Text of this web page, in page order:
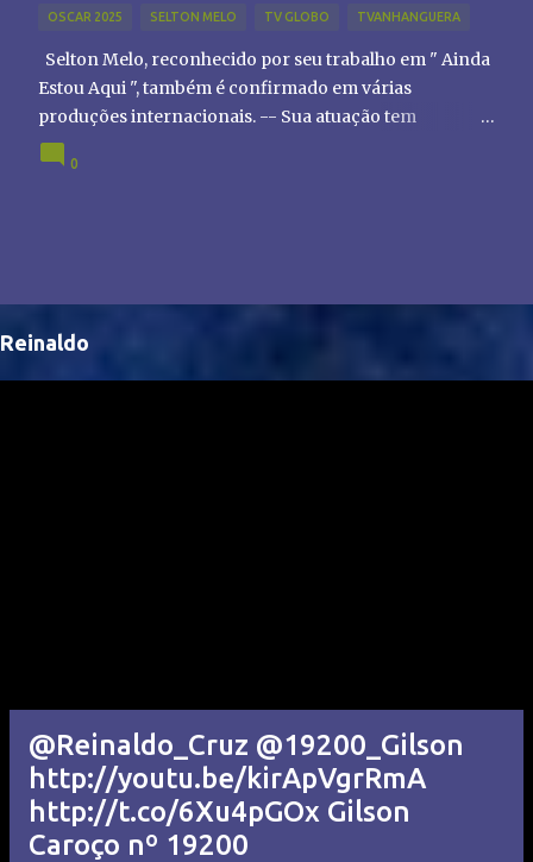
OSCAR 2025 SELTON MELO TV GLOBO TVANHANGUERA
Selton Melo, reconhecido por seu trabalho em " Ainda
Estou Aqui ", também é confirmado em várias
produções internacionais. -- Sua atuação tem
chamado atenção de diretores e produtores fora do
Brasil, abrindo portas para novas oportunidades no
0
Reinaldo
@Reinaldo_Cruz @19200_Gilson
http://youtu.be/kirApVgrRmA
http://t.co/6Xu4pGOx Gilson
Caroço nº 19200